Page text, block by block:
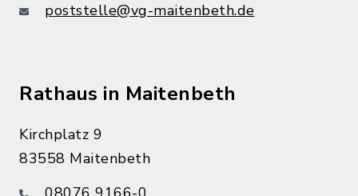
poststelle@vg-maitenbeth.de
Rathaus in Maitenbeth
Kirchplatz 9
83558 Maitenbeth